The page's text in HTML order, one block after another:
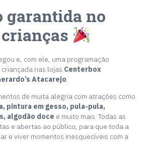
garantida no
e, com ele, uma programação
nas lojas Centerbox
Atacarejo.
de muita alegria com atrações como
pintura em gesso, pula-pula,
algodão doce e muito mais. Todas as
e abertas ao público, para que toda a
e viver momentos inesquecíveis com a